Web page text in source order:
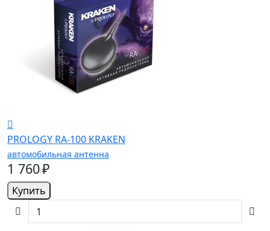
PROLOGY RA-100 KRAKEN
автомобильная антенна
1 760 ₽
Купить